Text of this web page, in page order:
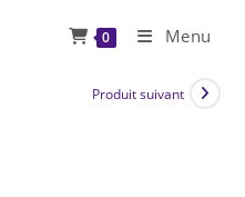
0 Menu
Produit suivant